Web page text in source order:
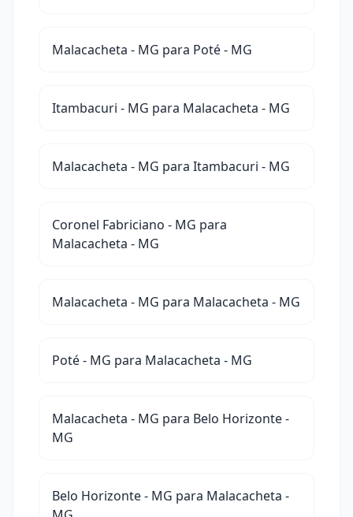
Malacacheta - MG para Poté - MG
Itambacuri - MG para Malacacheta - MG
Malacacheta - MG para Itambacuri - MG
Coronel Fabriciano - MG para
Malacacheta - MG
Malacacheta - MG para Malacacheta - MG
Poté - MG para Malacacheta - MG
Malacacheta - MG para Belo Horizonte -
MG
Belo Horizonte - MG para Malacacheta -